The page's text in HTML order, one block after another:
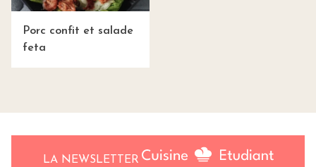
Porc confit et salade
feta
LA NEWSLETTER